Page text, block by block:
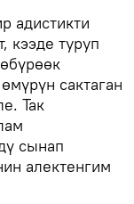
адистикти
кээде туруп
сактаган
Так
сынап
алектенгим